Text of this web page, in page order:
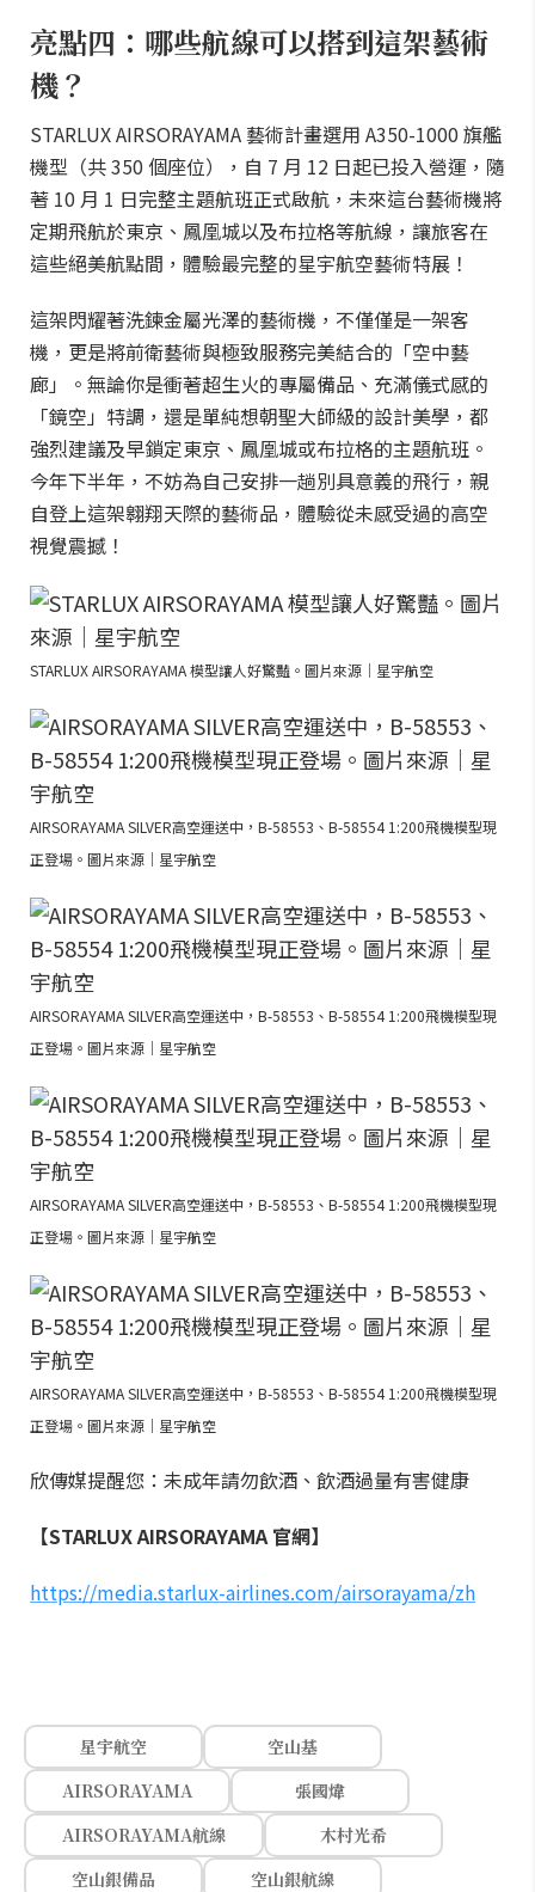
亮點四：哪些航線可以搭到這架藝術
機？
STARLUX AIRSORAYAMA 藝術計畫選用 A350-1000 旗艦
機型（共 350 個座位），自 7 月 12 日起已投入營運，隨
著 10 月 1 日完整主題航班正式啟航，未來這台藝術機將
定期飛航於東京、鳳凰城以及布拉格等航線，讓旅客在
這些絕美航點間，體驗最完整的星宇航空藝術特展！
這架閃耀著洗鍊金屬光澤的藝術機，不僅僅是一架客
機，更是將前衛藝術與極致服務完美結合的「空中藝
廊」。無論你是衝著超生火的專屬備品、充滿儀式感的
「鏡空」特調，還是單純想朝聖大師級的設計美學，都
強烈建議及早鎖定東京、鳳凰城或布拉格的主題航班。
今年下半年，不妨為自己安排一趟別具意義的飛行，親
自登上這架翱翔天際的藝術品，體驗從未感受過的高空
視覺震撼！
STARLUX AIRSORAYAMA 模型讓人好驚豔。圖片來源｜星宇航空
AIRSORAYAMA SILVER高空運送中，B-58553、B-58554 1:200飛機模型現
正登場。圖片來源｜星宇航空
AIRSORAYAMA SILVER高空運送中，B-58553、B-58554 1:200飛機模型現
正登場。圖片來源｜星宇航空
AIRSORAYAMA SILVER高空運送中，B-58553、B-58554 1:200飛機模型現
正登場。圖片來源｜星宇航空
AIRSORAYAMA SILVER高空運送中，B-58553、B-58554 1:200飛機模型現
正登場。圖片來源｜星宇航空
欣傳媒提醒您：未成年請勿飲酒、飲酒過量有害健康
【STARLUX AIRSORAYAMA 官網】
https://media.starlux-airlines.com/airsorayama/zh
星宇航空
空山基
AIRSORAYAMA
張國煒
AIRSORAYAMA航線
木村光希
空山銀備品
空山銀航線